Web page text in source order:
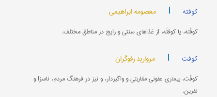
کوفته | معصومه ابراهیمی
کوفْته، یا کوفتَه، از غذاهای سنتی و رایج در مناطق مختلف.
کوفت | مروارید رفوگران
کوفْت، بیماری‌ عفونی مقاربتی و واگیردار، و نیز در فرهنگ مردم، ناسزا و
نفرین.